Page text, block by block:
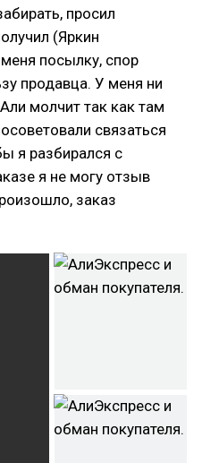
просил
(Яркин
посылку, спор
продавца. У меня ни
молчит так как там
связаться
я разбирался с
я не могу отзыв
заказ